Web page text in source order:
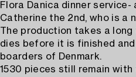
Flora Danica dinner
Catherine the 2nd, who is a
The production takes a
dies before it is finished
boarders of Denmark.
1530 pieces still remain with